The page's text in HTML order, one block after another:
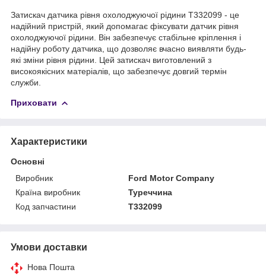
Затискач датчика рівня охолоджуючої рідини T332099 - це
надійний пристрій, який допомагає фіксувати датчик рівня
охолоджуючої рідини. Він забезпечує стабільне кріплення і
надійну роботу датчика, що дозволяє вчасно виявляти будь-
які зміни рівня рідини. Цей затискач виготовлений з
високоякісних матеріалів, що забезпечує довгий термін
служби.
Приховати
Характеристики
Основні
Виробник
Ford Motor Company
Країна виробник
Туреччина
Код запчастини
T332099
Умови доставки
Нова Пошта